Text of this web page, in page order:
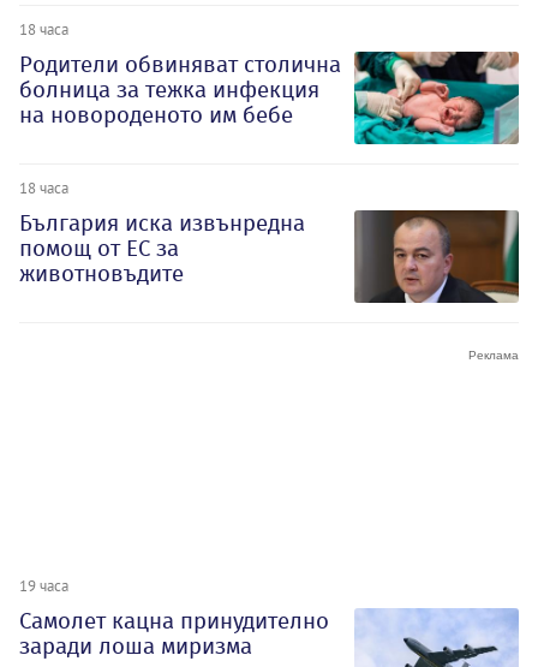
18 часа
Родители обвиняват столична
болница за тежка инфекция
на новороденото им бебе
18 часа
България иска извънредна
помощ от ЕС за
животновъдите
19 часа
Самолет кацна принудително
заради лоша миризма